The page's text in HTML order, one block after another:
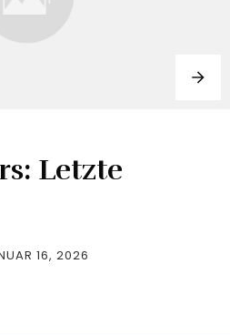
Letzte
16, 2026